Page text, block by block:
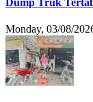
Dump Truk
Monday, 03/08/